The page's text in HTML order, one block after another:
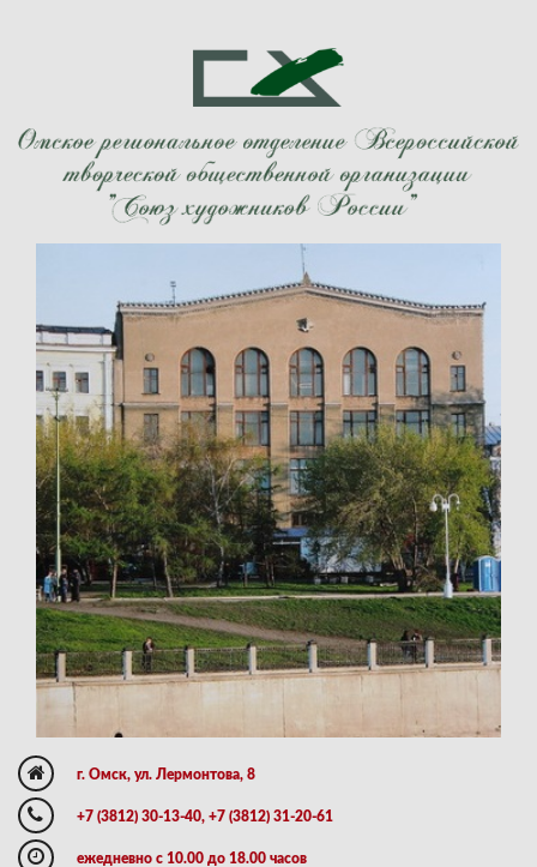
г. Омск, ул. Лермонтова, 8
+7 (3812) 30-13-40, +7 (3812) 31-20-61
ежедневно с 10.00 до 18.00 часов